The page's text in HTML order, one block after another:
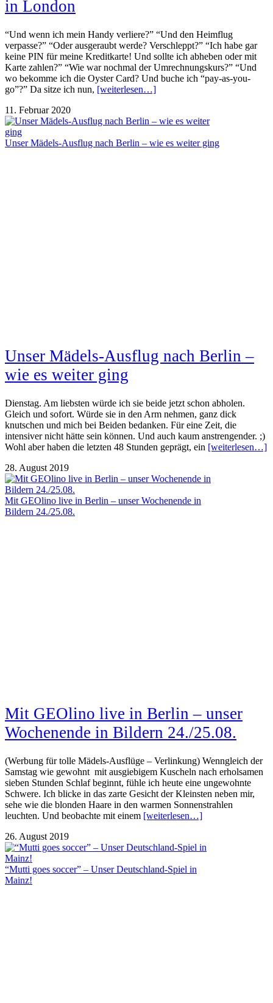
in London
“Und wenn ich mein Handy verliere?” “Und den Heimflug
verpasse?” “Oder ausgeraubt werde? Verschleppt?” “Ich habe gar
keine PIN für meine Kreditkarte! Und sollte ich abheben oder mit
Karte zahlen?” “Wie war nochmal der Umrechnungskurs?” “Und
wo bekomme ich die Oyster Card? Und buche ich “pay-as-you-
go”?” Da sitze ich nun, [weiterlesen…]
11. Februar 2020
Unser Mädels-Ausflug nach Berlin – wie es weiter ging
Unser Mädels-Ausflug nach Berlin –
wie es weiter ging
Dienstag. Am liebsten würde ich sie beide jetzt schon abholen.
Gleich und sofort. Würde sie in den Arm nehmen, ganz dick
knutschen und mich bei Beiden bedanken. Für eine Zeit, die
intensiver nicht hätte sein können. Und auch kaum anstrengender. ;)
Wohl aber haben die letzten 48 Stunden geprägt, ein [weiterlesen…]
28. August 2019
Mit GEOlino live in Berlin – unser Wochenende in
Bildern 24./25.08.
Mit GEOlino live in Berlin – unser
Wochenende in Bildern 24./25.08.
(Werbung für tolle Mädels-Ausflüge – Verlinkung) Wenngleich der
Samstag wie gewohnt mit ausgiebigem Kuscheln nach erholsamen
sieben Stunden Schlaf beginnt, fühle ich heute eine ungewohnte
Schwere. Ich blicke in das zarte Gesicht der Kleinsten neben mir,
sehe wie die blonden Haare in den warmen Sonnenstrahlen
leuchten. Und beobachte mit einem [weiterlesen…]
26. August 2019
“Mutti goes soccer” – Unser Deutschland-Spiel in
Mainz!